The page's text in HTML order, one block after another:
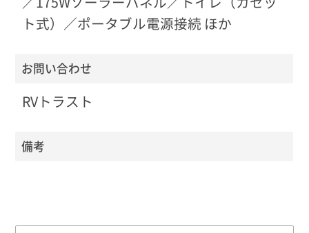
ト式）／ポータブル電源接続 ほか
お問い合わせ
RVトラスト
備考